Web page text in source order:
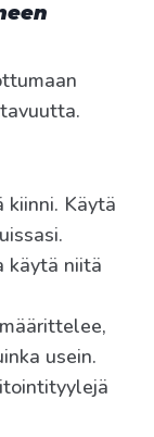
Käytä
käytä niitä
usein.